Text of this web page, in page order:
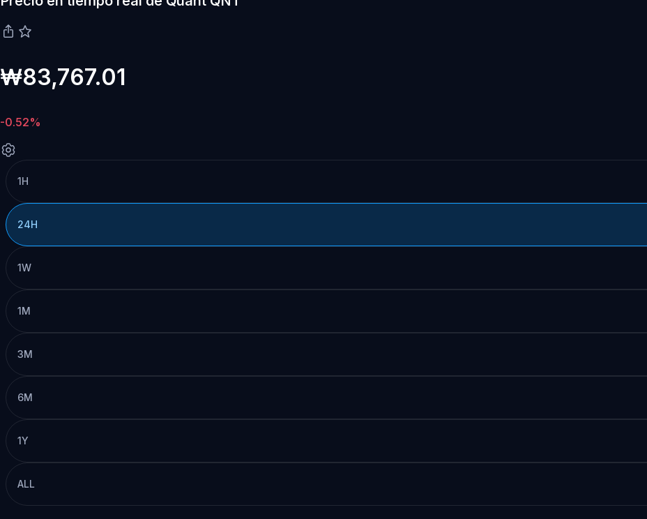
₩83,767.01
-0.52%
1H
24H
1W
1M
3M
6M
1Y
ALL